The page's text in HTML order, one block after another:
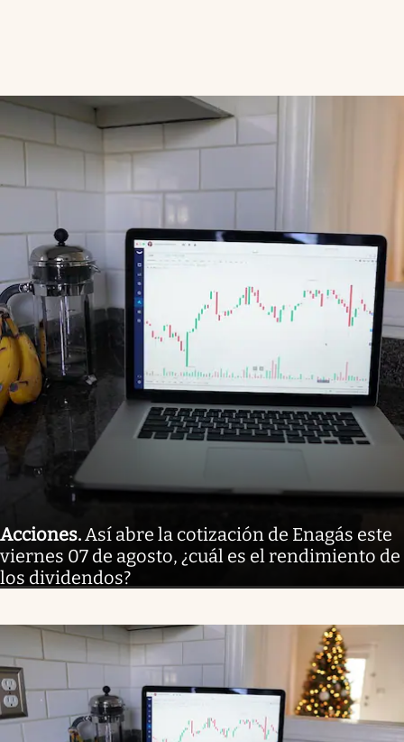
Acciones.Así abre la cotización de Enagás este
viernes 07 de agosto, ¿cuál es el rendimiento de
los dividendos?